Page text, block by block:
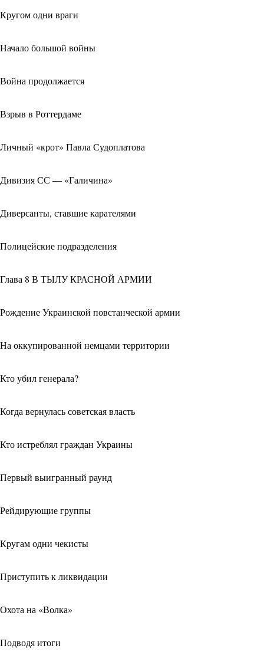
Кругом одни враги
Начало большой войны
Война продолжается
Взрыв в Роттердаме
Личный «крот» Павла Судоплатова
Дивизия СС — «Галичина»
Диверсанты, ставшие карателями
Полицейские подразделения
Глава 8 В ТЫЛУ КРАСНОЙ АРМИИ
Рождение Украинской повстанческой армии
На оккупированной немцами территории
Кто убил генерала?
Когда вернулась советская власть
Кто истреблял граждан Украины
Первый выигранный раунд
Рейдирующие группы
Кругам одни чекисты
Приступить к ликвидации
Охота на «Волка»
Подводя итоги